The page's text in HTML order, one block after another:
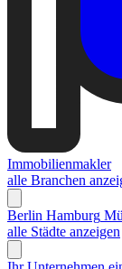
Immobilienmakler
alle Branchen
Berlin Hamburg
alle Städte anzeigen